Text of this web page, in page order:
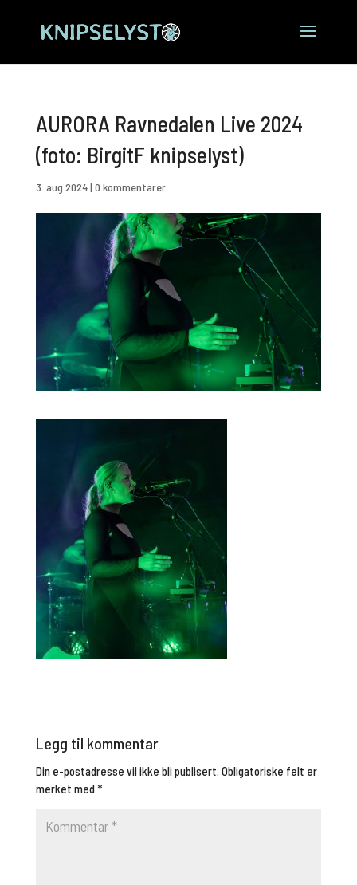
AURORA Ravnedalen Live 2024
(foto: BirgitF knipselyst)
3. aug 2024| 0 kommentarer
Legg til kommentar
Din e-postadresse vil ikke bli publisert. Obligatoriske felt er
merket med*